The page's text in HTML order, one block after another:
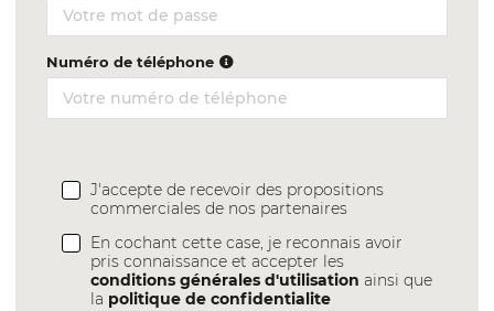
Numéro de téléphone
J'accepte de recevoir des propositions
commerciales de nos partenaires
En cochant cette case, je reconnais avoir
pris connaissance et accepter les
conditions générales d'utilisation ainsi que
la politique de confidentialite